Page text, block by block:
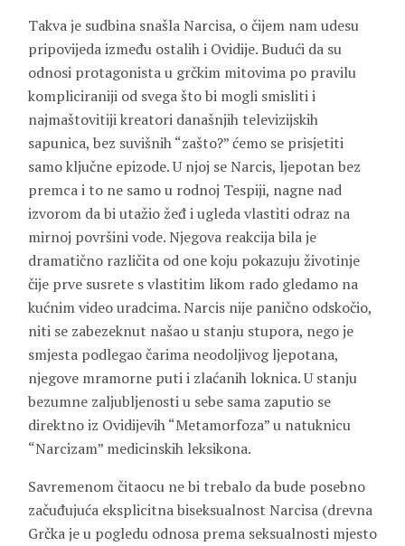
Takva je sudbina snašla Narcisa, o čijem nam udesu
pripovijeda između ostalih i Ovidije. Budući da su
odnosi protagonista u grčkim mitovima po pravilu
kompliciraniji od svega što bi mogli smisliti i
najmaštovitiji kreatori današnjih televizijskih
sapunica, bez suvišnih “zašto?” ćemo se prisjetiti
samo ključne epizode. U njoj se Narcis, ljepotan bez
premca i to ne samo u rodnoj Tespiji, nagne nad
izvorom da bi utažio žeđ i ugleda vlastiti odraz na
mirnoj površini vode. Njegova reakcija bila je
dramatično različita od one koju pokazuju životinje
čije prve susrete s vlastitim likom rado gledamo na
kućnim video uradcima. Narcis nije panično odskočio,
niti se zabezeknut našao u stanju stupora, nego je
smjesta podlegao čarima neodoljivog ljepotana,
njegove mramorne puti i zlaćanih loknica. U stanju
bezumne zaljubljenosti u sebe sama zaputio se
direktno iz Ovidijevih “Metamorfoza” u natuknicu
“Narcizam” medicinskih leksikona.
Savremenom čitaocu ne bi trebalo da bude posebno
začuđujuća eksplicitna biseksualnost Narcisa (drevna
Grčka je u pogledu odnosa prema seksualnosti mjesto